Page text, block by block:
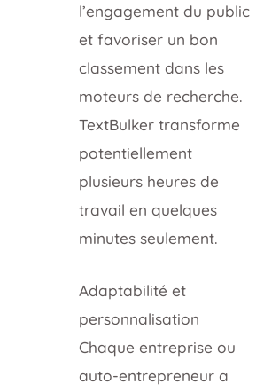
l’engagement du public
et favoriser un bon
classement dans les
moteurs de recherche.
TextBulker transforme
potentiellement
plusieurs heures de
travail en quelques
minutes seulement.
Adaptabilité et
personnalisation
Chaque entreprise ou
auto-entrepreneur a